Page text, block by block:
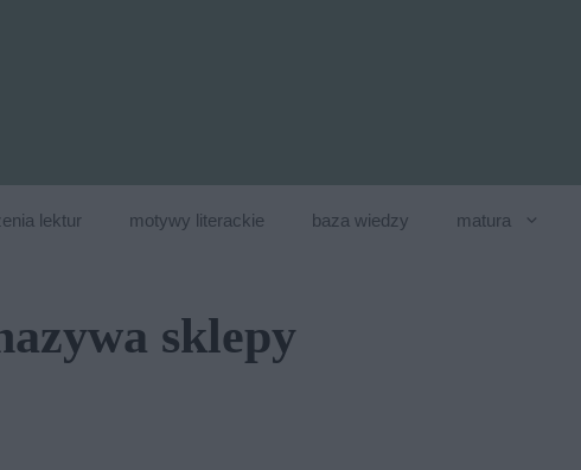
lektur motywy literackie baza wiedzy matura
sklepy